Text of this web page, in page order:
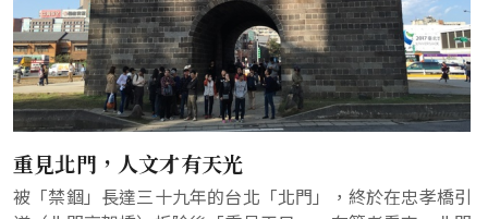
重見北門，人文才有天光
被「禁錮」長達三十九年的台北「北門」，終於在忠孝橋引